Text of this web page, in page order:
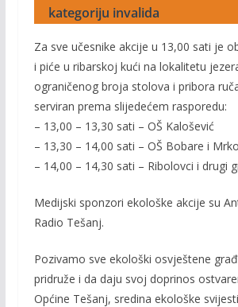
kategoriju invalida
Za sve učesnike akcije u 13,00 sati je
i piće u ribarskoj kući na lokalitetu
ograničenog broja stolova i pribora
serviran prema slijedećem rasporedu:
– 13,00 – 13,30 sati – OŠ Kalošević
– 13,30 – 14,00 sati – OŠ Bobare i
– 14,00 – 14,30 sati – Ribolovci i drugi
Medijski sponzori ekološke akcije su
Radio Tešanj.
Pozivamo sve ekološki osvještene
pridruže i da daju svoj doprinos
Općine Tešanj, sredina ekološke